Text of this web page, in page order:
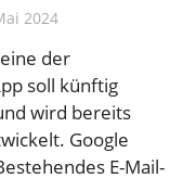
2024
der
soll künftig
wird bereits
Google
E-Mail-